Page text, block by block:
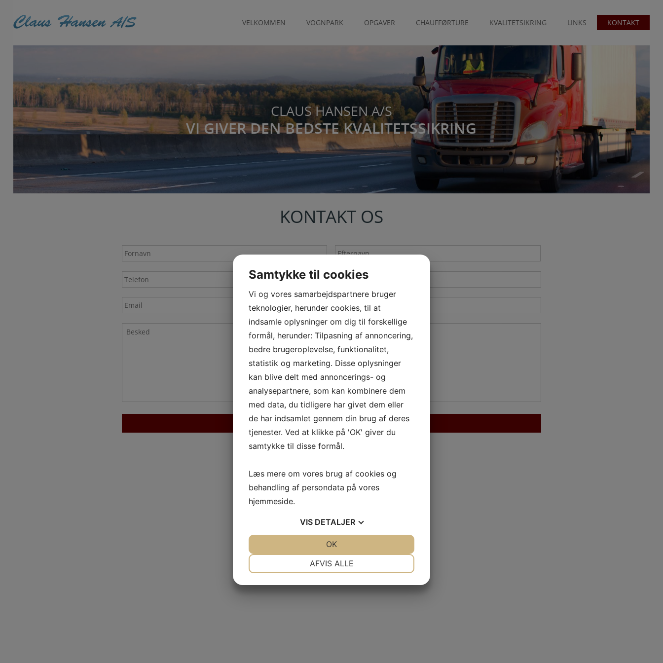
til
indholdet
VELKOMMEN VOGNPARK OPGAVER CHAUFFØRTURE KVALITETSIKRING LINKS KONTAKT
CLAUS HANSEN A/S
VI GIVER DEN BEDSTE KVALITETSSIKRING
KONTAKT OS
Samtykke til cookies
Vi og vores samarbejdspartnere bruger
teknologier, herunder cookies, til at
indsamle oplysninger om dig til forskellige
formål, herunder: Tilpasning af annoncering,
bedre brugeroplevelse, funktionalitet,
statistik og marketing. Disse oplysninger
kan blive delt med annoncerings- og
analysepartnere, som kan kombinere dem
med data, du tidligere har givet dem eller
de har indsamlet gennem din brug af deres
tjenester. Ved at klikke på 'OK' giver du
samtykke til disse formål.
Læs mere om vores brug af cookies og
behandling af persondata på vores
hjemmeside.
VIS DETALJER
AFVIS ALLE
OK